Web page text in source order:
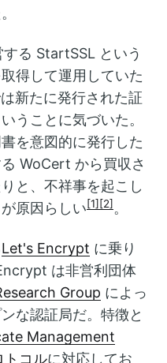
る StartSSL という
得して運用していた
新たに発行された証
うことに気づいた。
を意図的に発行した
WoCert から買収さ
と、不祥事を起こし
原因らしい[1] [2] 。
Let's Encrypt に乗り
は非営利団体
Group によっ
な認証局だ。特徴と
Management
コルに対応してお